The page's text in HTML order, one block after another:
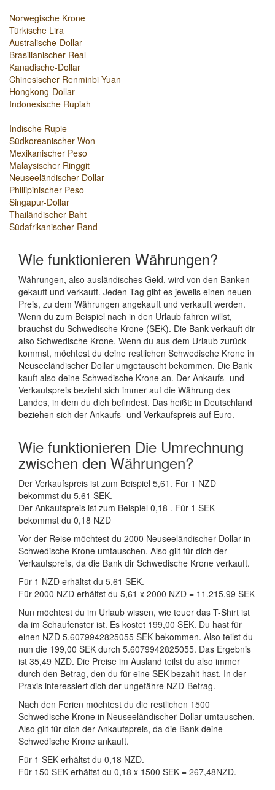
Norwegische Krone
Türkische Lira
Australische-Dollar
Brasilianischer Real
Kanadische-Dollar
Chinesischer Renminbi Yuan
Hongkong-Dollar
Indonesische Rupiah
Indische Rupie
Südkoreanischer Won
Mexikanischer Peso
Malaysischer Ringgit
Neuseeländischer Dollar
Phillipinischer Peso
Singapur-Dollar
Thailändischer Baht
Südafrikanischer Rand
Wie funktionieren Währungen?
Währungen, also ausländisches Geld, wird von den Banken
gekauft und verkauft. Jeden Tag gibt es jeweils einen neuen
Preis, zu dem Währungen angekauft und verkauft werden.
Wenn du zum Beispiel nach in den Urlaub fahren willst,
brauchst du Schwedische Krone (SEK). Die Bank verkauft dir
also Schwedische Krone. Wenn du aus dem Urlaub zurück
kommst, möchtest du deine restlichen Schwedische Krone in
Neuseeländischer Dollar umgetauscht bekommen. Die Bank
kauft also deine Schwedische Krone an. Der Ankaufs- und
Verkaufspreis bezieht sich immer auf die Währung des
Landes, in dem du dich befindest. Das heißt: in Deutschland
beziehen sich der Ankaufs- und Verkaufspreis auf Euro.
Wie funktionieren Die Umrechnung
zwischen den Währungen?
Der Verkaufspreis ist zum Beispiel 5,61. Für 1 NZD
bekommst du 5,61 SEK.
Der Ankaufspreis ist zum Beispiel 0,18 . Für 1 SEK
bekommst du 0,18 NZD
Vor der Reise möchtest du 2000 Neuseeländischer Dollar in
Schwedische Krone umtauschen. Also gilt für dich der
Verkaufspreis, da die Bank dir Schwedische Krone verkauft.
Für 1 NZD erhältst du 5,61 SEK.
Für 2000 NZD erhältst du 5,61 x 2000 NZD = 11.215,99 SEK
Nun möchtest du im Urlaub wissen, wie teuer das T-Shirt ist
da im Schaufenster ist. Es kostet 199,00 SEK. Du hast für
einen NZD 5.6079942825055 SEK bekommen. Also teilst du
nun die 199,00 SEK durch 5.6079942825055. Das Ergebnis
ist 35,49 NZD. Die Preise im Ausland teilst du also immer
durch den Betrag, den du für eine SEK bezahlt hast. In der
Praxis interessiert dich der ungefähre NZD-Betrag.
Nach den Ferien möchtest du die restlichen 1500
Schwedische Krone in Neuseeländischer Dollar umtauschen.
Also gilt für dich der Ankaufspreis, da die Bank deine
Schwedische Krone ankauft.
Für 1 SEK erhältst du 0,18 NZD.
Für 150 SEK erhältst du 0,18 x 1500 SEK = 267,48NZD.